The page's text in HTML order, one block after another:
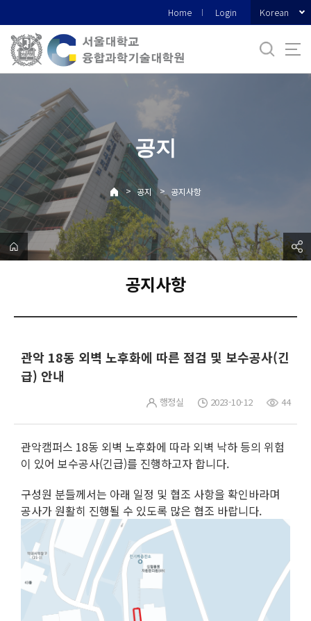
로
메
Home Login Korean
공지
> 공지 > 공지사항
공지사항
관악 18동 외벽 노후화에 따른 점검 및 보수공사(긴
급) 안내
행정실 2023-10-12 44
관악캠퍼스 18동 외벽 노후화에 따라 외벽 낙하 등의 위험
이 있어 보수공사(긴급)를 진행하고자 합니다.
구성원 분들께서는 아래 일정 및 협조 사항을 확인바라며
공사가 원활히 진행될 수 있도록 많은 협조 바랍니다.